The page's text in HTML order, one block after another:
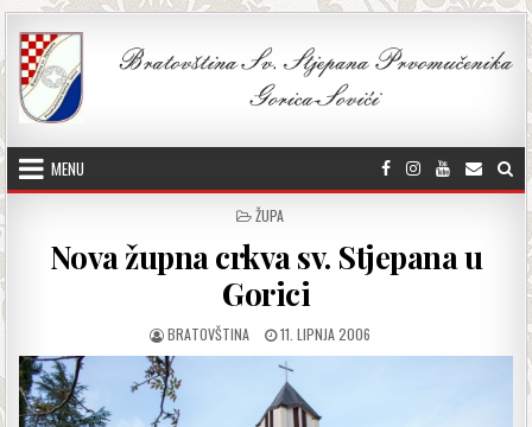
MENU
POSTED IN
ŽUPA
Nova župna crkva sv. Stjepana u
Gorici
AUTHOR:
BRATOVŠTINA PUBLISHED DATE:
11. LIPNJA 2006